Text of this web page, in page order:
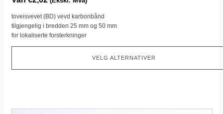
toveisvevet (BD) vevd karbonbånd
tilgjengelig i bredden 25 mm og 50 mm
for lokaliserte forsterkninger
VELG ALTERNATIVER